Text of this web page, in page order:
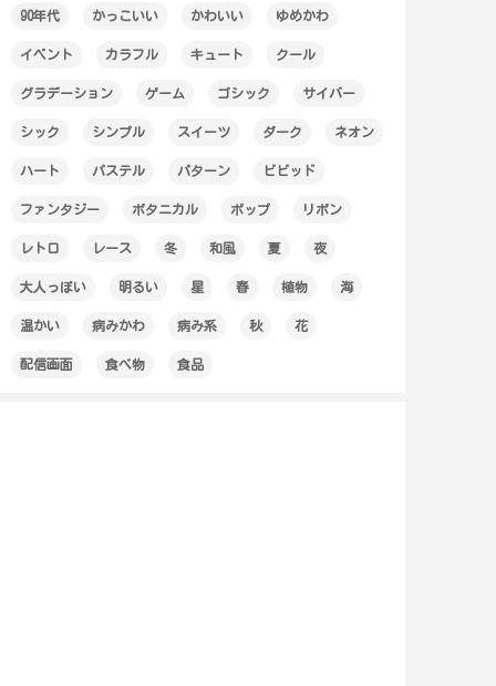
90年代 かっこいい かわいい ゆめかわ
イベント カラフル キュート クール
グラデーション ゲーム ゴシック サイバー
シック シンプル スイーツ ダーク ネオン
ハート パステル パターン ビビッド
ファンタジー ボタニカル ポップ リボン
レトロ レース 冬 和風 夏 夜
大人っぽい 明るい 星 春 植物 海
温かい 病みかわ 病み系 秋 花
配信画面 食べ物 食品